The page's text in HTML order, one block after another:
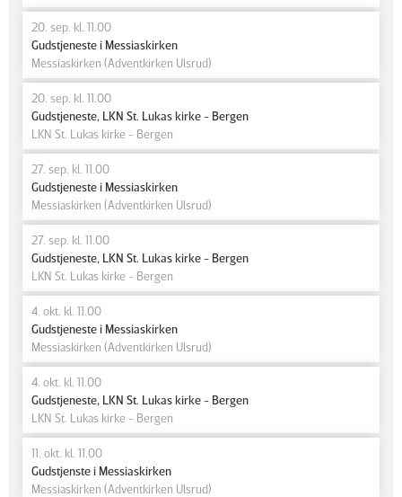
20. sep. kl. 11.00
Gudstjeneste i Messiaskirken
Messiaskirken (Adventkirken Ulsrud)
20. sep. kl. 11.00
Gudstjeneste, LKN St. Lukas kirke - Bergen
LKN St. Lukas kirke - Bergen
27. sep. kl. 11.00
Gudstjeneste i Messiaskirken
Messiaskirken (Adventkirken Ulsrud)
27. sep. kl. 11.00
Gudstjeneste, LKN St. Lukas kirke - Bergen
LKN St. Lukas kirke - Bergen
4. okt. kl. 11.00
Gudstjeneste i Messiaskirken
Messiaskirken (Adventkirken Ulsrud)
4. okt. kl. 11.00
Gudstjeneste, LKN St. Lukas kirke - Bergen
LKN St. Lukas kirke - Bergen
11. okt. kl. 11.00
Gudstjenste i Messiaskirken
Messiaskirken (Adventkirken Ulsrud)